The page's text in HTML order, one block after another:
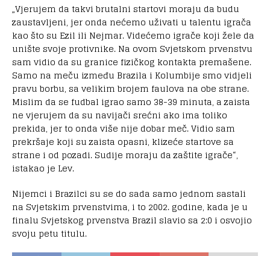
„Vjerujem da takvi brutalni startovi moraju da budu
zaustavljeni, jer onda nećemo uživati u talentu igrača
kao što su Ezil ili Nejmar. Videćemo igrače koji žele da
unište svoje protivnike. Na ovom Svjetskom prvenstvu
sam vidio da su granice fizičkog kontakta premašene.
Samo na meču između Brazila i Kolumbije smo vidjeli
pravu borbu, sa velikim brojem faulova na obe strane.
Mislim da se fudbal igrao samo 38-39 minuta, a zaista
ne vjerujem da su navijači srećni ako ima toliko
prekida, jer to onda više nije dobar meč. Vidio sam
prekršaje koji su zaista opasni, klizeće startove sa
strane i od pozadi. Sudije moraju da zaštite igrače“,
istakao je Lev.
Nijemci i Brazilci su se do sada samo jednom sastali
na Svjetskim prvenstvima, i to 2002. godine, kada je u
finalu Svjetskog prvenstva Brazil slavio sa 2:0 i osvojio
svoju petu titulu.